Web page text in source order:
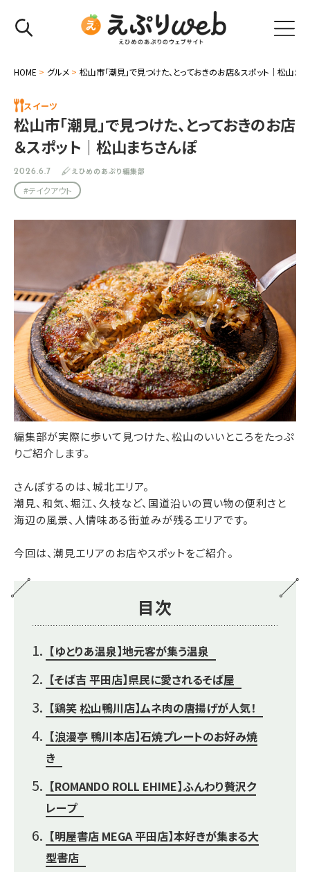
HOME > グルメ > 松山市「潮見」で見つけた、とっておきのお店＆スポット｜松山ま
スイーツ
松山市「潮見」で見つけた、とっておきのお店
＆スポット｜松山まちさんぽ
2026.6.7 えひめのあぷり編集部
#テイクアウト
編集部が実際に歩いて見つけた、松山のいいところをたっぷ
りご紹介します。
さんぽするのは、城北エリア。
潮見、和気、堀江、久枝など、国道沿いの買い物の便利さと
海辺の風景、人情味ある街並みが残るエリアです。
今回は、潮見エリアのお店やスポットをご紹介。
目次
【ゆとりあ温泉】地元客が集う温泉
【そば吉 平田店】県民に愛されるそば屋
【鶏笑 松山鴨川店】ムネ肉の唐揚げが人気！
【浪漫亭 鴨川本店】石焼プレートのお好み焼
き
【ROMANDO ROLL EHIME】ふんわり贅沢ク
レープ
【明屋書店 MEGA 平田店】本好きが集まる大
型書店